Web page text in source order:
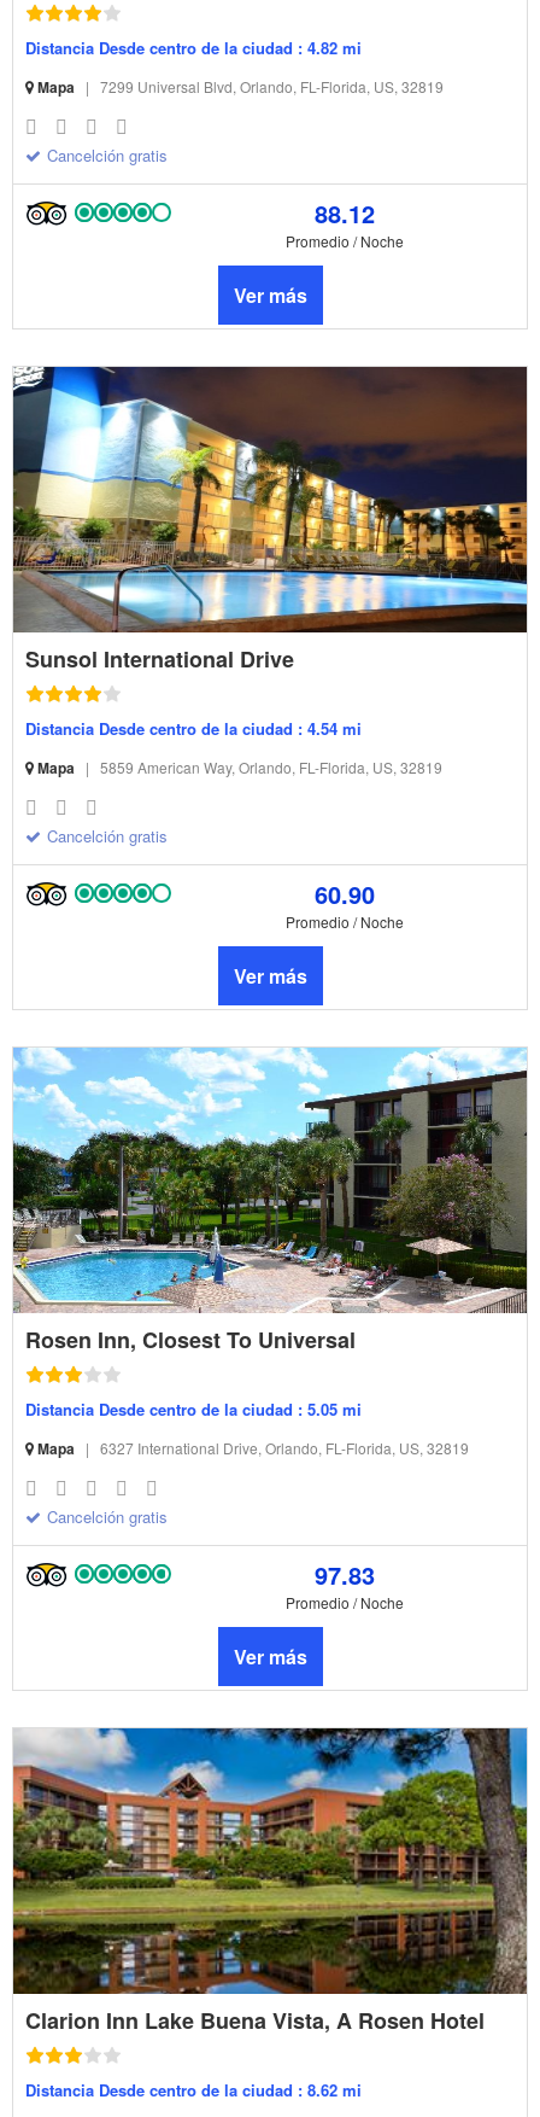
Distancia Desde centro de la ciudad : 4.82 mi
Mapa | 7299 Universal Blvd, Orlando, FL-Florida, US, 32819
Cancelción gratis
88.12
Promedio / Noche
Ver más
Sunsol International Drive
Distancia Desde centro de la ciudad : 4.54 mi
Mapa | 5859 American Way, Orlando, FL-Florida, US, 32819
Cancelción gratis
60.90
Promedio / Noche
Ver más
Rosen Inn, Closest To Universal
Distancia Desde centro de la ciudad : 5.05 mi
Mapa | 6327 International Drive, Orlando, FL-Florida, US, 32819
Cancelción gratis
97.83
Promedio / Noche
Ver más
Clarion Inn Lake Buena Vista, A Rosen Hotel
Distancia Desde centro de la ciudad : 8.62 mi